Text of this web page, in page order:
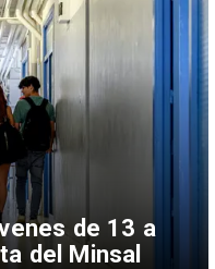
de 13 a
del Minsal